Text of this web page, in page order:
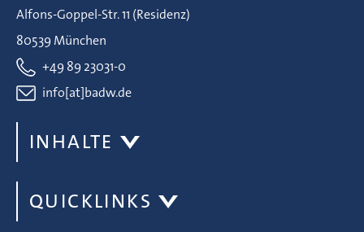
Alfons-Goppel-Str. 11 (Residenz)
80539 München
+49 89 23031-0
info[at]badw.de
INHALTE
QUICKLINKS